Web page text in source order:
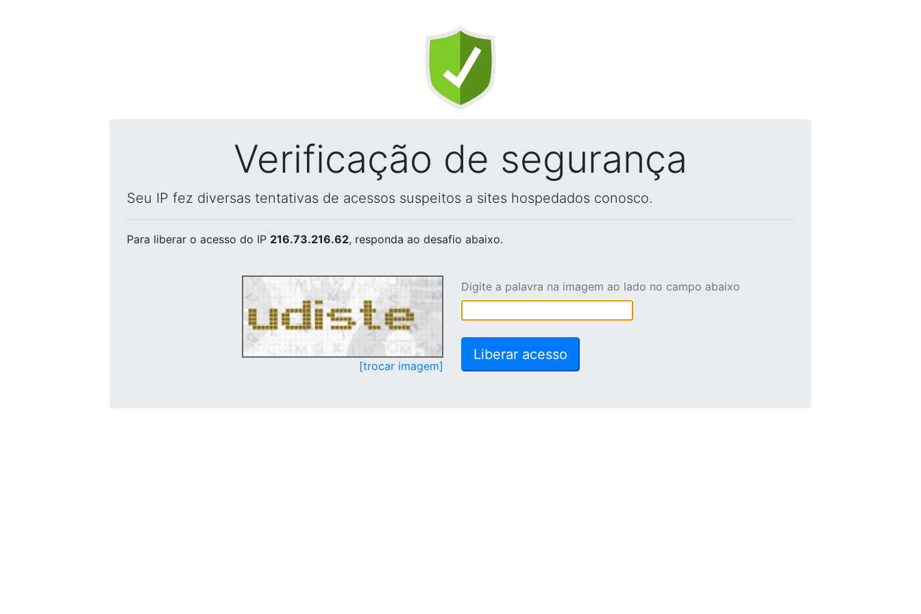
Verificação de segurança
Seu IP fez diversas tentativas de acessos suspeitos a sites hospedados conosco.
Para liberar o acesso do IP 216.73.216.62, responda ao desafio abaixo.
[trocar imagem]
Digite a palavra na imagem ao lado no campo abaixo